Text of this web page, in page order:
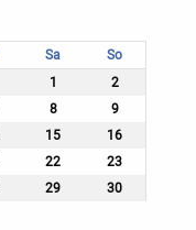
Sa
So
1
2
8
9
15
16
22
23
29
30